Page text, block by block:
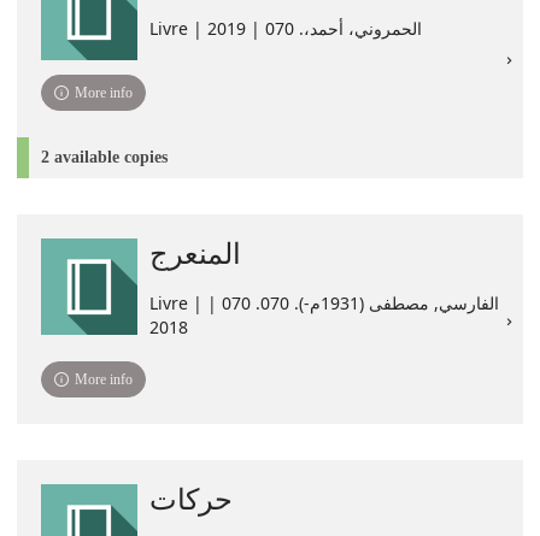
Livre | الحمروني، أحمد،. 070 | 2019
More info
2 available copies
المنعرج
Livre | الفارسي, مصطفى (1931م-). 070. ‏070 |
2018
More info
حركات